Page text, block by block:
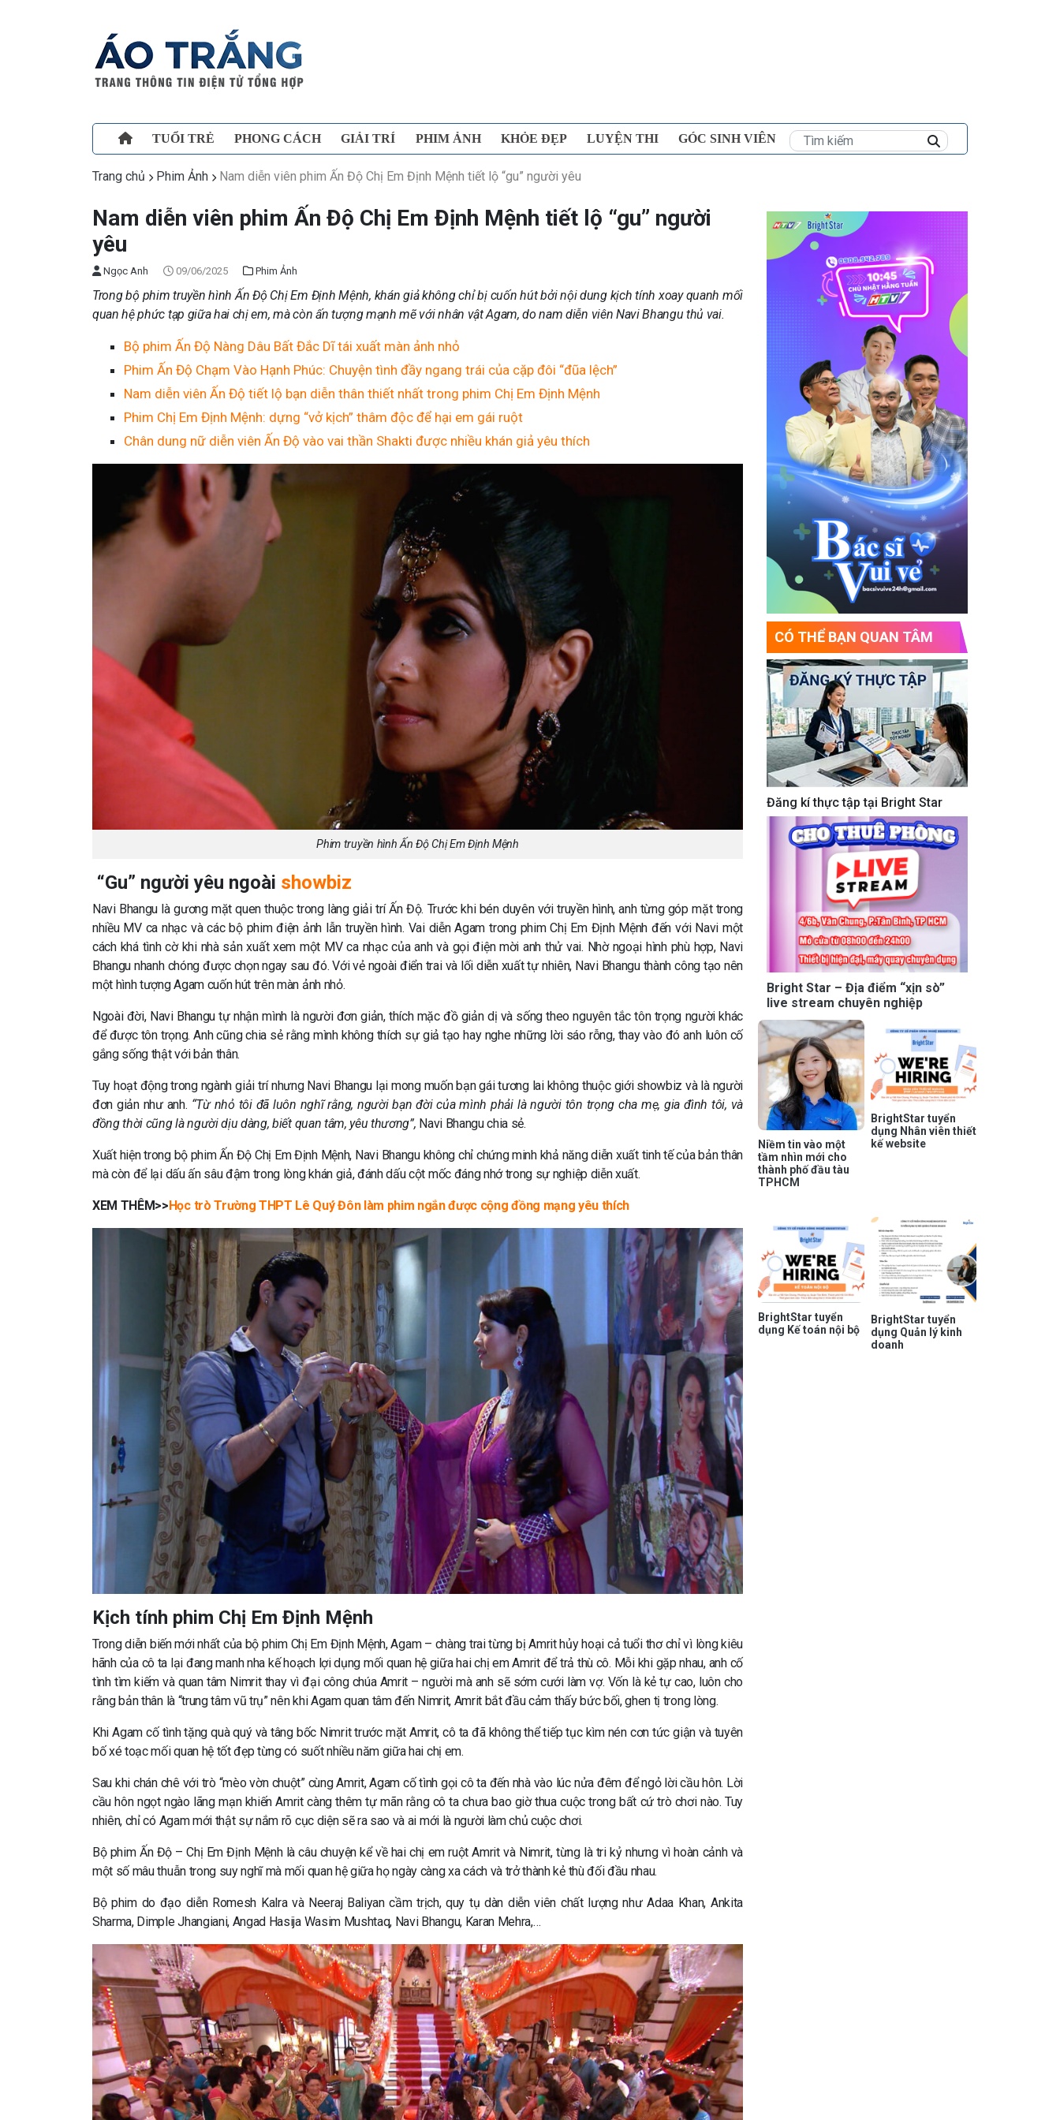
TUỔI TRẺ PHONG CÁCH GIẢI TRÍ PHIM ẢNH KHỎE ĐẸP LUYỆN THI GÓC SINH VIÊN
Trang chủ Phim Ảnh Nam diễn viên phim Ấn Độ Chị Em Định Mệnh tiết lộ “gu” người yêu
Nam diễn viên phim Ấn Độ Chị Em Định Mệnh tiết lộ “gu” người
yêu
Ngọc Anh 09/06/2025 Phim Ảnh
Trong bộ phim truyền hình Ấn Độ Chị Em Định Mệnh, khán giả không chỉ bị cuốn hút bởi nội dung kịch tính xoay quanh mối
quan hệ phức tạp giữa hai chị em, mà còn ấn tượng mạnh mẽ với nhân vật Agam, do nam diễn viên Navi Bhangu thủ vai.
Bộ phim Ấn Độ Nàng Dâu Bất Đắc Dĩ tái xuất màn ảnh nhỏ
Phim Ấn Độ Chạm Vào Hạnh Phúc: Chuyện tình đầy ngang trái của cặp đôi “đũa lệch”
Nam diễn viên Ấn Độ tiết lộ bạn diễn thân thiết nhất trong phim Chị Em Định Mệnh
Phim Chị Em Định Mệnh: dựng “vở kịch” thâm độc để hại em gái ruột
Chân dung nữ diễn viên Ấn Độ vào vai thần Shakti được nhiều khán giả yêu thích
Phim truyền hình Ấn Độ Chị Em Định Mệnh
“Gu” người yêu ngoài showbiz
Navi Bhangu là gương mặt quen thuộc trong làng giải trí Ấn Độ. Trước khi bén duyên với truyền hình, anh từng góp mặt trong
nhiều MV ca nhạc và các bộ phim điện ảnh lẫn truyền hình. Vai diễn Agam trong phim Chị Em Định Mệnh đến với Navi một
cách khá tình cờ khi nhà sản xuất xem một MV ca nhạc của anh và gọi điện mời anh thử vai. Nhờ ngoại hình phù hợp, Navi
Bhangu nhanh chóng được chọn ngay sau đó. Với vẻ ngoài điển trai và lối diễn xuất tự nhiên, Navi Bhangu thành công tạo nên
một hình tượng Agam cuốn hút trên màn ảnh nhỏ.
Ngoài đời, Navi Bhangu tự nhận mình là người đơn giản, thích mặc đồ giản dị và sống theo nguyên tắc tôn trọng người khác
để được tôn trọng. Anh cũng chia sẻ rằng mình không thích sự giả tạo hay nghe những lời sáo rỗng, thay vào đó anh luôn cố
gắng sống thật với bản thân.
Tuy hoạt động trong ngành giải trí nhưng Navi Bhangu lại mong muốn bạn gái tương lai không thuộc giới showbiz và là người
đơn giản như anh. “Từ nhỏ tôi đã luôn nghĩ rằng, người bạn đời của mình phải là người tôn trọng cha mẹ, gia đình tôi, và
đồng thời cũng là người dịu dàng, biết quan tâm, yêu thương”, Navi Bhangu chia sẻ.
Xuất hiện trong bộ phim Ấn Độ Chị Em Định Mệnh, Navi Bhangu không chỉ chứng minh khả năng diễn xuất tinh tế của bản thân
mà còn để lại dấu ấn sâu đậm trong lòng khán giả, đánh dấu cột mốc đáng nhớ trong sự nghiệp diễn xuất.
XEM THÊM>>Học trò Trường THPT Lê Quý Đôn làm phim ngắn được cộng đồng mạng yêu thích
Kịch tính phim Chị Em Định Mệnh
Trong diễn biến mới nhất của bộ phim Chị Em Định Mệnh, Agam – chàng trai từng bị Amrit hủy hoại cả tuổi thơ chỉ vì lòng kiêu
hãnh của cô ta lại đang manh nha kế hoạch lợi dụng mối quan hệ giữa hai chị em Amrit để trả thù cô. Mỗi khi gặp nhau, anh cố
tình tìm kiếm và quan tâm Nimrit thay vì đại công chúa Amrit – người mà anh sẽ sớm cưới làm vợ. Vốn là kẻ tự cao, luôn cho
rằng bản thân là “trung tâm vũ trụ” nên khi Agam quan tâm đến Nimrit, Amrit bắt đầu cảm thấy bức bối, ghen tị trong lòng.
Khi Agam cố tình tặng quà quý và tâng bốc Nimrit trước mặt Amrit, cô ta đã không thể tiếp tục kìm nén cơn tức giận và tuyên
bố xé toạc mối quan hệ tốt đẹp từng có suốt nhiều năm giữa hai chị em.
Sau khi chán chê với trò “mèo vờn chuột” cùng Amrit, Agam cố tình gọi cô ta đến nhà vào lúc nửa đêm để ngỏ lời cầu hôn. Lời
cầu hôn ngọt ngào lãng mạn khiến Amrit càng thêm tự mãn rằng cô ta chưa bao giờ thua cuộc trong bất cứ trò chơi nào. Tuy
nhiên, chỉ có Agam mới thật sự nắm rõ cục diện sẽ ra sao và ai mới là người làm chủ cuộc chơi.
Bộ phim Ấn Độ – Chị Em Định Mệnh là câu chuyện kể về hai chị em ruột Amrit và Nimrit, từng là tri kỷ nhưng vì hoàn cảnh và
một số mâu thuẫn trong suy nghĩ mà mối quan hệ giữa họ ngày càng xa cách và trở thành kẻ thù đối đầu nhau.
Bộ phim do đạo diễn Romesh Kalra và Neeraj Baliyan cầm trịch, quy tụ dàn diễn viên chất lượng như Adaa Khan, Ankita
Sharma, Dimple Jhangiani, Angad Hasija Wasim Mushtaq, Navi Bhangu, Karan Mehra,…
CÓ THỂ BẠN QUAN TÂM
Đăng kí thực tập tại Bright Star
Bright Star – Địa điểm “xịn sò”
live stream chuyên nghiệp
Niềm tin vào một
tầm nhìn mới cho
thành phố đầu tàu
TPHCM
BrightStar tuyển
dụng Nhân viên thiết
kế website
BrightStar tuyển
dụng Kế toán nội bộ
BrightStar tuyển
dụng Quản lý kinh
doanh